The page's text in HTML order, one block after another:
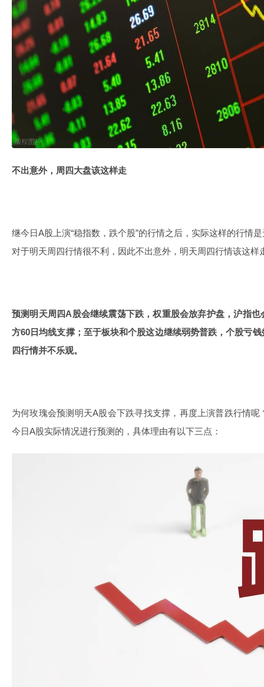
不出意外，周四大盘该这样走
继今日A股上演“稳指数，跌个股”的行情之后，实际这样的行情
对于明天周四行情很不利，因此不出意外，明天周四行情该这样
预测明天周四A股会继续震荡下跌，权重股会放弃护盘，沪指
方60日均线支撑；至于板块和个股这边继续弱势普跌，个股亏
四行情并不乐观。
为何玫瑰会预测明天A股会下跌寻找支撑，再度上演普跌行情
今日A股实际情况进行预测的，具体理由有以下三点：